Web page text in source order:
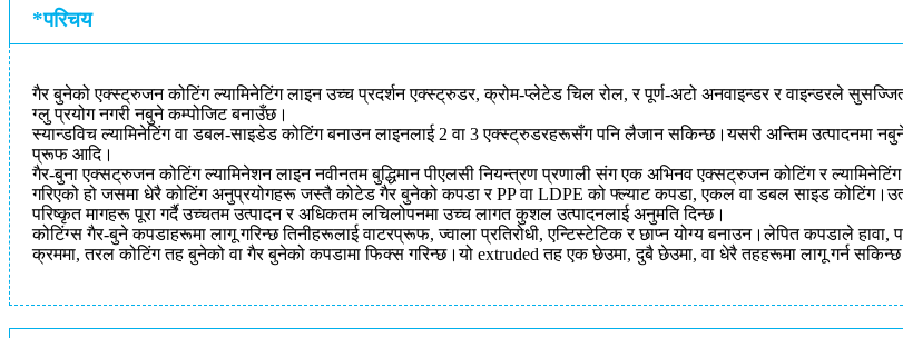
*परिचय
गैर बुनेको एक्स्ट्रुजन कोटिंग ल्यामिनेटिंग लाइन उच्च प्रदर्शन एक्स्ट्रुडर, क्रोम-प्लेटेड चिल रोल, र पूर्ण-अटो अनवाइन्डर र वाइन्डरले
ग्लु प्रयोग नगरी नबुने कम्पोजिट बनाउँछ।
स्यान्डविच ल्यामिनेटिंग वा डबल-साइडेड कोटिंग बनाउन लाइनलाई 2 वा 3 एक्स्ट्रुडरहरूसँग पनि लैजान सकिन्छ।यसरी अन्तिम उत्पादनमा
प्रूफ आदि।
गैर-बुना एक्सट्रुजन कोटिंग ल्यामिनेशन लाइन नवीनतम बुद्धिमान पीएलसी नियन्त्रण प्रणाली संग एक अभिनव एक्सट्रुजन कोटिंग र
गरिएको हो जसमा धेरै कोटिंग अनुप्रयोगहरू जस्तै कोटेड गैर बुनेको कपडा र PP वा LDPE को फ्ल्याट कपडा, एकल वा डबल साइड
परिष्कृत मागहरू पूरा गर्दै उच्चतम उत्पादन र अधिकतम लचिलोपनमा उच्च लागत कुशल उत्पादनलाई अनुमति दिन्छ।
कोटिंग्स गैर-बुने कपडाहरूमा लागू गरिन्छ तिनीहरूलाई वाटरप्रूफ, ज्वाला प्रतिरोधी, एन्टिस्टेटिक र छाप्न योग्य बनाउन।लेपित कपडाले हावा,
क्रममा, तरल कोटिंग तह बुनेको वा गैर बुनेको कपडामा फिक्स गरिन्छ।यो extruded तह एक छेउमा, दुबै छेउमा, वा धेरै तहहरूमा लागू गर्न